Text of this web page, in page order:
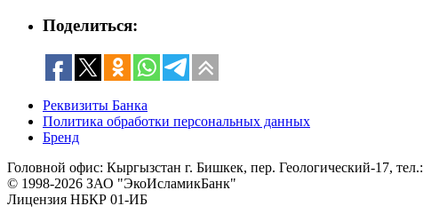
Поделиться:
Реквизиты Банка
Политика обработки персональных данных
Бренд
Головной офис: Кыргызстан г. Бишкек, пер. Геологический-17, тел.:
© 1998-2026 ЗАО "ЭкоИсламикБанк"
Лицензия НБКР 01-ИБ